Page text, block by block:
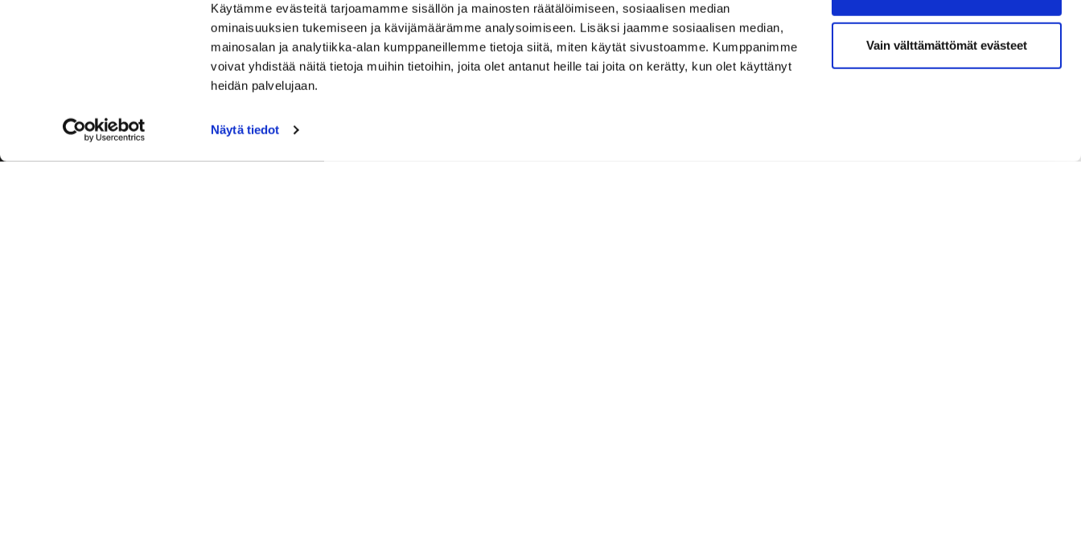
Käytämme evästeitä tarjoamamme sisällön ja mainosten räätälöimiseen, sosiaalisen median
ominaisuuksien tukemiseen ja kävijämäärämme analysoimiseen. Lisäksi jaamme sosiaalisen median,
mainosalan ja analytiikka-alan kumppaneillemme tietoja siitä, miten käytät sivustoamme. Kumppanimme
voivat yhdistää näitä tietoja muihin tietoihin, joita olet antanut heille tai joita on kerätty, kun olet käyttänyt
heidän palvelujaan.
Näytä tiedot
Vain välttämättömät evästeet